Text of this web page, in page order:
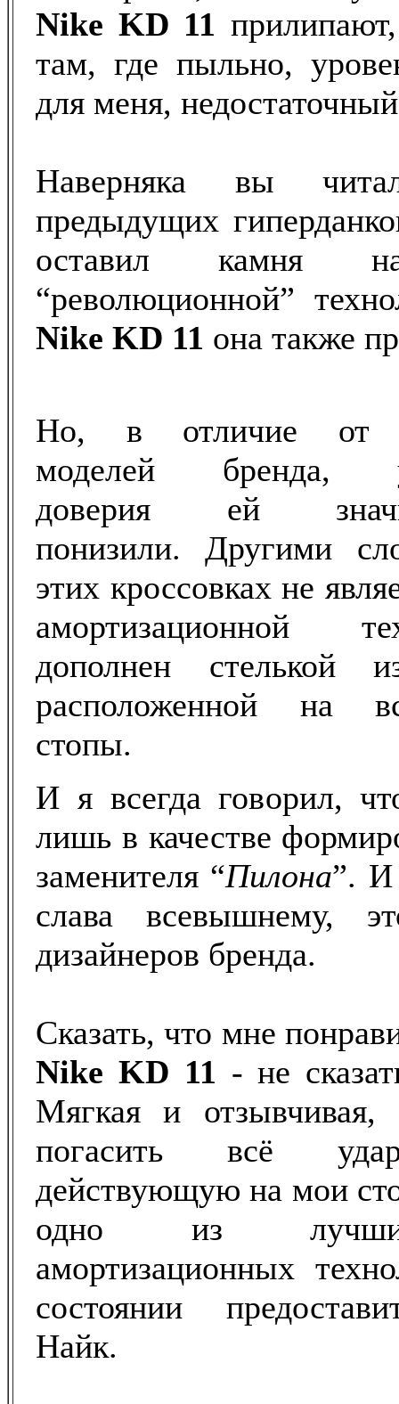
Nike KD 11
там, где пыльно,
для меня,
Наверняка вы
предыдущих
оставил камня
“революционной”
Nike KD 11 она также
Но, в отличие от
моделей бренда,
доверия ей
понизили. Другими
этих кроссовках не
амортизационной
дополнен стелькой
расположенной на
стопы.
И я всегда говорил,
лишь в качестве
заменителя “Пилона”. И
слава всевышнему,
дизайнеров бренда.
Сказать, что мне
Nike KD 11 - не
Мягкая и отзывчивая,
погасить всё
действующую на мои
одно из
амортизационных
состоянии
Найк.